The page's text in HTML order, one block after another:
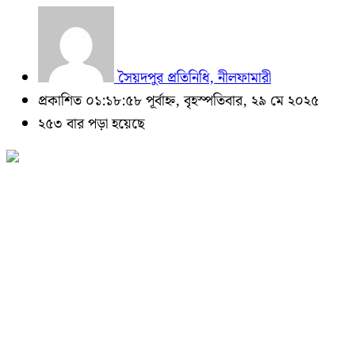
সৈয়দপুর প্রতিনিধি, নীলফামারী
প্রকাশিত ০১:১৮:৫৮ পূর্বাহ্ন, বৃহস্পতিবার, ২৯ মে ২০২৫
২৫৩ বার পড়া হয়েছে